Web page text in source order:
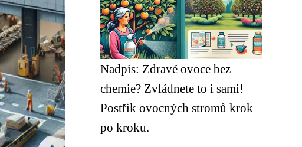
Nadpis: Zdravé ovoce bez
chemie? Zvládnete to i sami!
Postřik ovocných stromů krok
po kroku.